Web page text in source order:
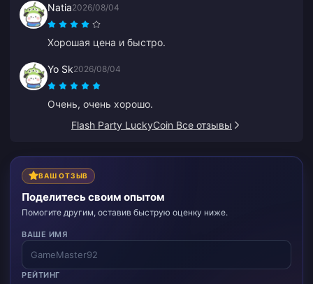
Natia2026/08/04
Хорошая цена и быстро.
Yo Sk2026/08/04
Очень, очень хорошо.
Flash Party LuckyCoin Все отзывы
ВАШ ОТЗЫВ
Поделитесь своим опытом
Помогите другим, оставив быструю оценку ниже.
ВАШЕ ИМЯ
РЕЙТИНГ